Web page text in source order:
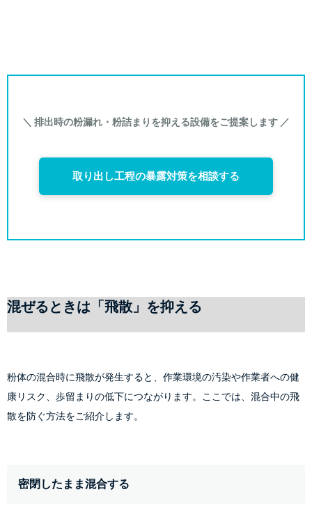
＼ 排出時の粉漏れ・粉詰まりを抑える設備をご提案します ／
取り出し工程の暴露対策を相談する
混ぜるときは「飛散」を抑える
粉体の混合時に飛散が発生すると、作業環境の汚染や作業者への健
康リスク、歩留まりの低下につながります。ここでは、混合中の飛
散を防ぐ方法をご紹介します。
密閉したまま混合する